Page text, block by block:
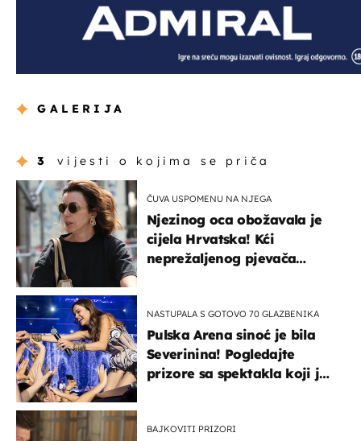
GALERIJA
3 vijesti o kojima se priča
ČUVA USPOMENU NA NJEGA
Njezinog oca obožavala je
cijela Hrvatska! Kći
neprežaljenog pjevača
NASTUPALA S GOTOVO 70 GLAZBENIKA
Pulska Arena sinoć je bila
Severinina! Pogledajte
prizore sa spektakla koji je
BAJKOVITI PRIZORI